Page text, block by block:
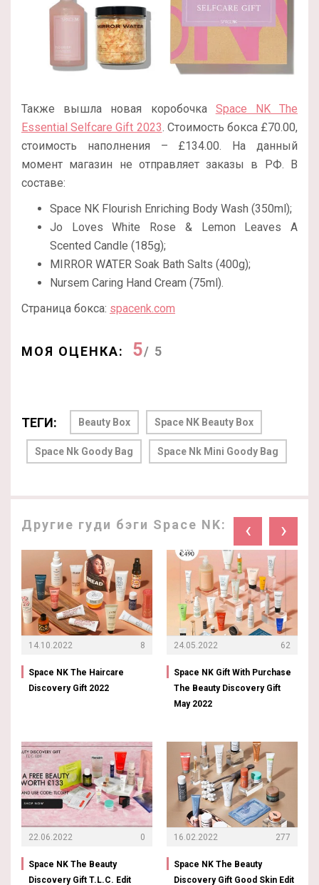
Также вышла новая коробочка Space NK The
Essential Selfcare Gift 2023. Стоимость бокса £70.00,
стоимость наполнения – £134.00. На данный
момент магазин не отправляет заказы в РФ. В
составе:
Space NK Flourish Enriching Body Wash (350ml);
Jo Loves White Rose & Lemon Leaves A
Scented Candle (185g);
MIRROR WATER Soak Bath Salts (400g);
Nursem Caring Hand Cream (75ml).
Страница бокса: spacenk.com
МОЯ ОЦЕНКА: 5/ 5
ТЕГИ: Beauty Box Space NK Beauty Box
Space Nk Goody Bag Space Nk Mini Goody Bag
Другие гуди бэги Space NK: ‹ ›
14.10.2022 8
Space NK The Haircare
Discovery Gift 2022
22.06.2022 0
Space NK The Beauty
Discovery Gift T.L.C. Edit
24.05.2022 62
Space NK Gift With Purchase
The Beauty Discovery Gift
May 2022
16.02.2022 277
Space NK The Beauty
Discovery Gift Good Skin Edit